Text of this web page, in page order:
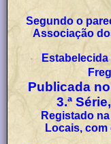
Segundo o
Associação
Publicada
3.ª
Registado
Locais, com